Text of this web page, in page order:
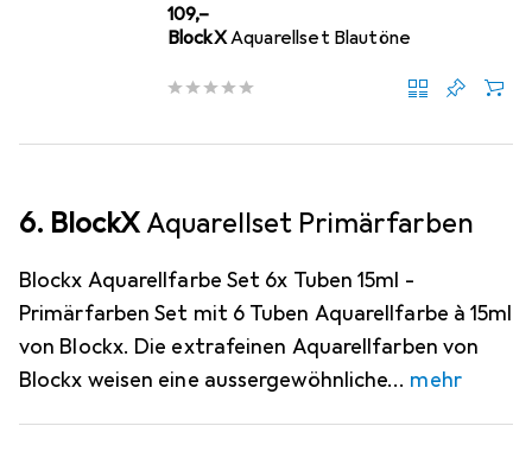
EUR
109,–
BlockXAquarellset Blautöne
6. BlockXAquarellset Primärfarben
Blockx Aquarellfarbe Set 6x Tuben 15ml -
Primärfarben Set mit 6 Tuben Aquarellfarbe à 15ml
von Blockx. Die extrafeinen Aquarellfarben von
Blockx weisen eine aussergewöhnliche
mehr